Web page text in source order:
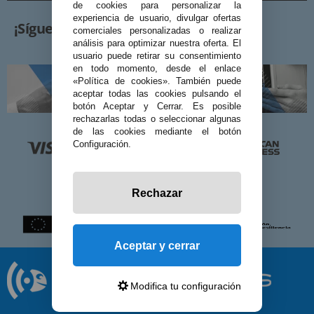
¡Síguenos!
de cookies para personalizar la
experiencia de usuario, divulgar ofertas
comerciales personalizadas o realizar
análisis para optimizar nuestra oferta. El
usuario puede retirar su consentimiento
en todo momento, desde el enlace
«Política de cookies». También puede
aceptar todas las cookies pulsando el
botón Aceptar y Cerrar. Es posible
rechazarlas todas o seleccionar algunas
de las cookies mediante el botón
Configuración.
Rechazar
Aceptar y cerrar
Modifica tu configuración